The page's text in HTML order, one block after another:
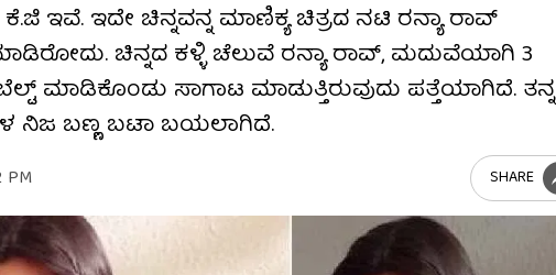
ಇವೆ. ಇದೇ ಚಿನ್ನವನ್ನ ಮಾಣಿಕ್ಯ ಚಿತ್ರದ ನಟಿ ರನ್ಯಾ ರಾವ್
ಚಿನ್ನದ ಕಳ್ಳಿ ಚೆಲುವೆ ರನ್ಯಾ ರಾವ್, ಮದುವೆಯಾಗಿ 3
ಮಾಡಿಕೊಂಡು ಸಾಗಾಟ ಮಾಡುತ್ತಿರುವುದು ಪತ್ತೆಯಾಗಿದೆ. ತನ್ನ
ನಿಜ ಬಣ್ಣ ಬಟಾ ಬಯಲಾಗಿದೆ.
PM SHARE